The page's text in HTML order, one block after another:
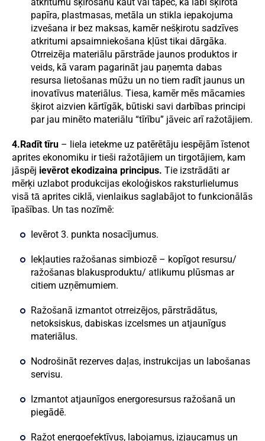
papīra, plastmasas, metāla un stikla iepakojuma
izvešana ir bez maksas, kamēr nešķirotu sadzīves
atkritumi apsaimniekošana kļūst tikai dārgāka.
Otrreizēja materiālu pārstrāde jaunos produktos ir
veids, kā varam pagarināt jau paņemta dabas
resursa lietošanas mūžu un no tiem radīt jaunus un
inovatīvus materiālus. Tiesa, kamēr mēs mācamies
šķirot aizvien kārtīgāk, būtiski savi darbības principi
par jau minēto materiālu “tīrību” jāveic arī ražotājiem.
4.Radīt tīru – liela ietekme uz patērētāju iespējām īstenot
aprites ekonomiku ir tieši ražotājiem un tirgotājiem, kam
jāspēj ievērot ekodizaina principus. Tie izstrādāti ar
mērķi uzlabot produkcijas ekoloģiskos raksturlielumus
visā tā̄ aprites ciklā, vienlaikus saglabājot to funkcionālās
īpašības. Un tas nozīmē:
Ievērot 3. punkta nosacījumus.
Iekļauties ražošanas simbiozē – kopīgot resursu/
ražošanas blakusproduktu/ atlikumu plūsmas ar
citiem uzņēmumiem.
Ražošanā izmantot otrreizējos, pārstrādātus,
netoksiskus, dabiskas izcelsmes un atjaunīgus
materiālus.
Nodrošināt rezerves daļas, instrukcijas un labošanas
servisu.
Izmantot atjaunīgos energoresursus ražošanā un
piegādē.
Ražot energoefektīvus, labojamus, izjaucamus un